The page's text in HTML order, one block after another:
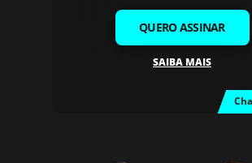
QUERO ASSINAR
SAIBA MAIS